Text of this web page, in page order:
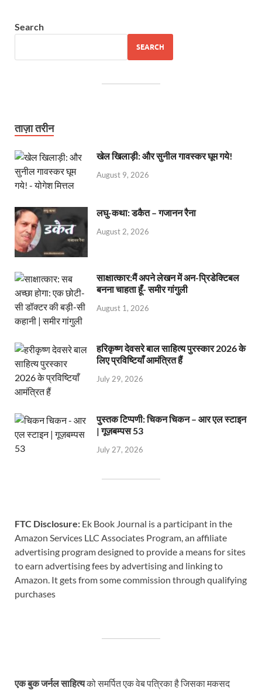
Search
SEARCH
ताज़ा तरीन
खेल खिलाड़ी: और सुनील गावस्कर घूम गये!
August 9, 2026
लघु-कथा: डकैत – गजानन रैना
August 2, 2026
साक्षात्कार:मैं अपने लेखन में अन-प्रिडेक्टिबल
बनना चाहता हूँ- समीर गांगुली
August 1, 2026
हरिकृष्ण देवसरे बाल साहित्य पुरस्कार 2026 के
लिए प्रविष्टियाँ आमंत्रित हैं
July 29, 2026
पुस्तक टिप्पणी: चिकन चिकन – आर एल स्टाइन
| गूज़बम्पस 53
July 27, 2026
FTC Disclosure: Ek Book Journal is a participant in the
Amazon Services LLC Associates Program, an affiliate
advertising program designed to provide a means for sites
to earn advertising fees by advertising and linking to
Amazon. It gets from some commission through qualifying
purchases
एक बुक जर्नल साहित्यको समर्पित एक वेब पत्रिका है जिसका मकसद